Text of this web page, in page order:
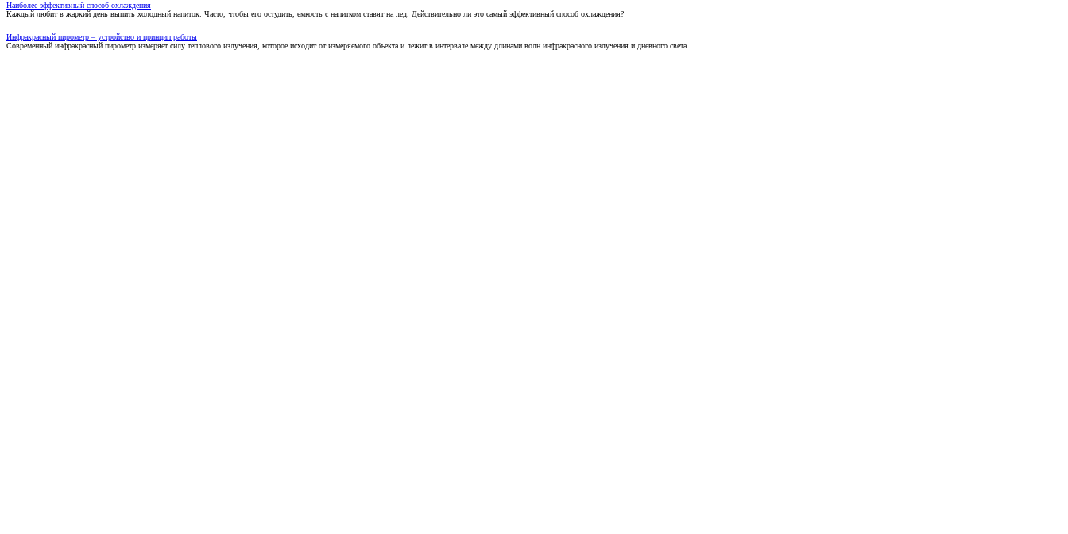
Наиболее эффективный способ охлаждения
Каждый любит в жаркий день выпить холодный напиток. Часто, чтобы его остудить, емкость с напитком ставят на лед. Действительно ли это самый эффективный способ охлаждения?
Инфракрасный пирометр – устройство и принцип работы
Современный инфракрасный пирометр измеряет силу теплового излучения, которое исходит от измеряемого объекта и лежит в интервале между длинами волн инфракрасного излучения и дневного света.